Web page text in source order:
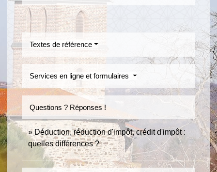
Textes de référence
Services en ligne et formulaires
Questions ? Réponses !
Déduction, réduction d'impôt, crédit d'impôt :
quelles différences ?